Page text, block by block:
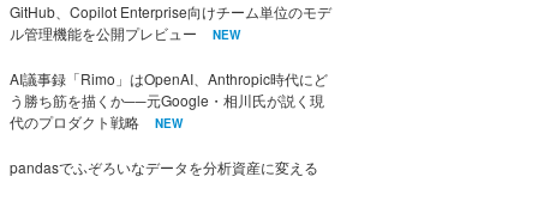
GitHub、Copilot Enterprise向けチーム単位のモデ
ル管理機能を公開プレビュー
NEW
AI議事録「Rimo」はOpenAI、Anthropic時代にど
う勝ち筋を描くか──元Google・相川氏が説く現
代のプロダクト戦略
NEW
pandasでふぞろいなデータを分析資産に変える